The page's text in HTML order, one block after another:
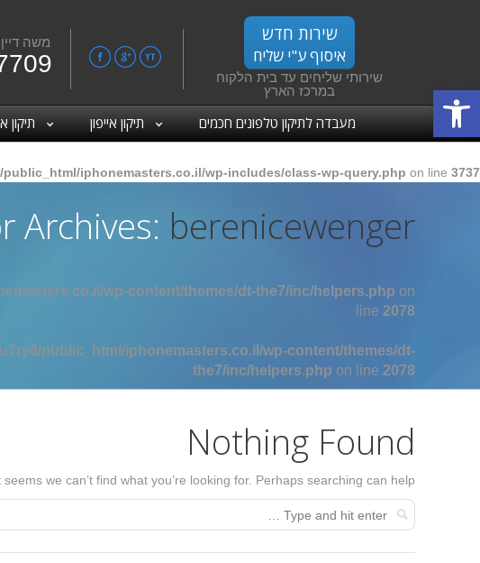
פתח סרגל נגישות
משה דיין 16 , פתח
FacebookGoogle+
YouTube
שירות חדש
איסוף ע"י שליח
שירותי שליחים עד בית הלקוח
במרכז הארץ
מעבדה לתיקון טלפונים חכמים תיקון אייפון תיקון
public_html/iphonemasters.co.il/wp-includes/class-wp-query.php on line 3737
Archives: berenicewenger
wp-content/themes/dt-the7/inc/helpers.php on
line 2078
public_html/iphonemasters.co.il/wp-content/themes/dt-
the7/inc/helpers.php on line 2078
Nothing Found
seems we can’t find what you’re looking for. Perhaps searching can help.